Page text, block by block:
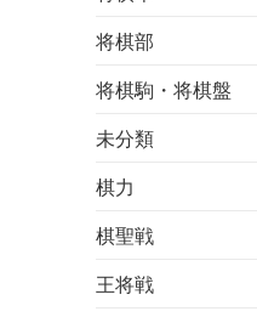
将棋部
将棋駒・将棋盤
未分類
棋力
棋聖戦
王将戦